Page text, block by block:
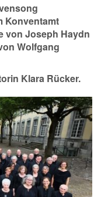
Konventamt
von Joseph Haydn
Wolfgang
Klara Rücker.